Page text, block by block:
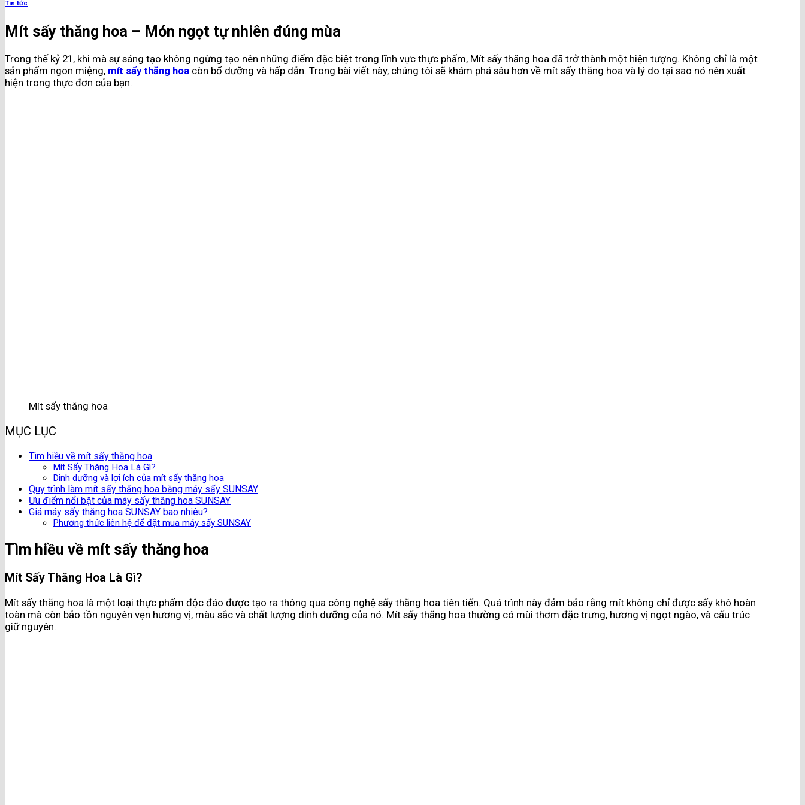
Tin tức
Mít sấy thăng hoa – Món ngọt tự nhiên đúng mùa
Trong thế kỷ 21, khi mà sự sáng tạo không ngừng tạo nên những điểm đặc biệt trong lĩnh vực thực phẩm, Mít sấy thăng hoa đã trở thành một hiện tượng. Không chỉ là một
sản phẩm ngon miệng, mít sấy thăng hoa còn bổ dưỡng và hấp dẫn. Trong bài viết này, chúng tôi sẽ khám phá sâu hơn về mít sấy thăng hoa và lý do tại sao nó nên xuất
hiện trong thực đơn của bạn.
Mít sấy thăng hoa
MỤC LỤC
Tìm hiều về mít sấy thăng hoa
Mít Sấy Thăng Hoa Là Gì?
Dinh dưỡng và lợi ích của mít sấy thăng hoa
Quy trình làm mít sấy thăng hoa bằng máy sấy SUNSAY
Ưu điểm nổi bật của máy sấy thăng hoa SUNSAY
Giá máy sấy thăng hoa SUNSAY bao nhiêu?
Phương thức liên hệ để đặt mua máy sấy SUNSAY
Tìm hiều về mít sấy thăng hoa
Mít Sấy Thăng Hoa Là Gì?
Mít sấy thăng hoa là một loại thực phẩm độc đáo được tạo ra thông qua công nghệ sấy thăng hoa tiên tiến. Quá trình này đảm bảo rằng mít không chỉ được sấy khô hoàn
toàn mà còn bảo tồn nguyên vẹn hương vị, màu sắc và chất lượng dinh dưỡng của nó. Mít sấy thăng hoa thường có mùi thơm đặc trưng, hương vị ngọt ngào, và cấu trúc
giữ nguyên.